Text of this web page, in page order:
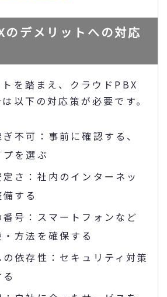
のデメリットへの対応
を踏まえ、クラウドPBX
以下の対応策が必要です。
不可：事前に確認する、
を選ぶ
さ：社内のインターネッ
する
号：スマートフォンなど
方法を確保する
依存性：セキュリティ対策